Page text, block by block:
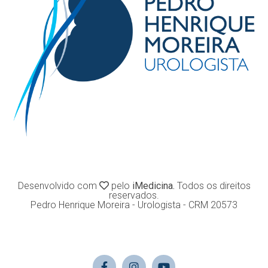
Desenvolvido com pelo iMedicina. Todos os direitos
reservados.
Pedro Henrique Moreira - Urologista - CRM 20573